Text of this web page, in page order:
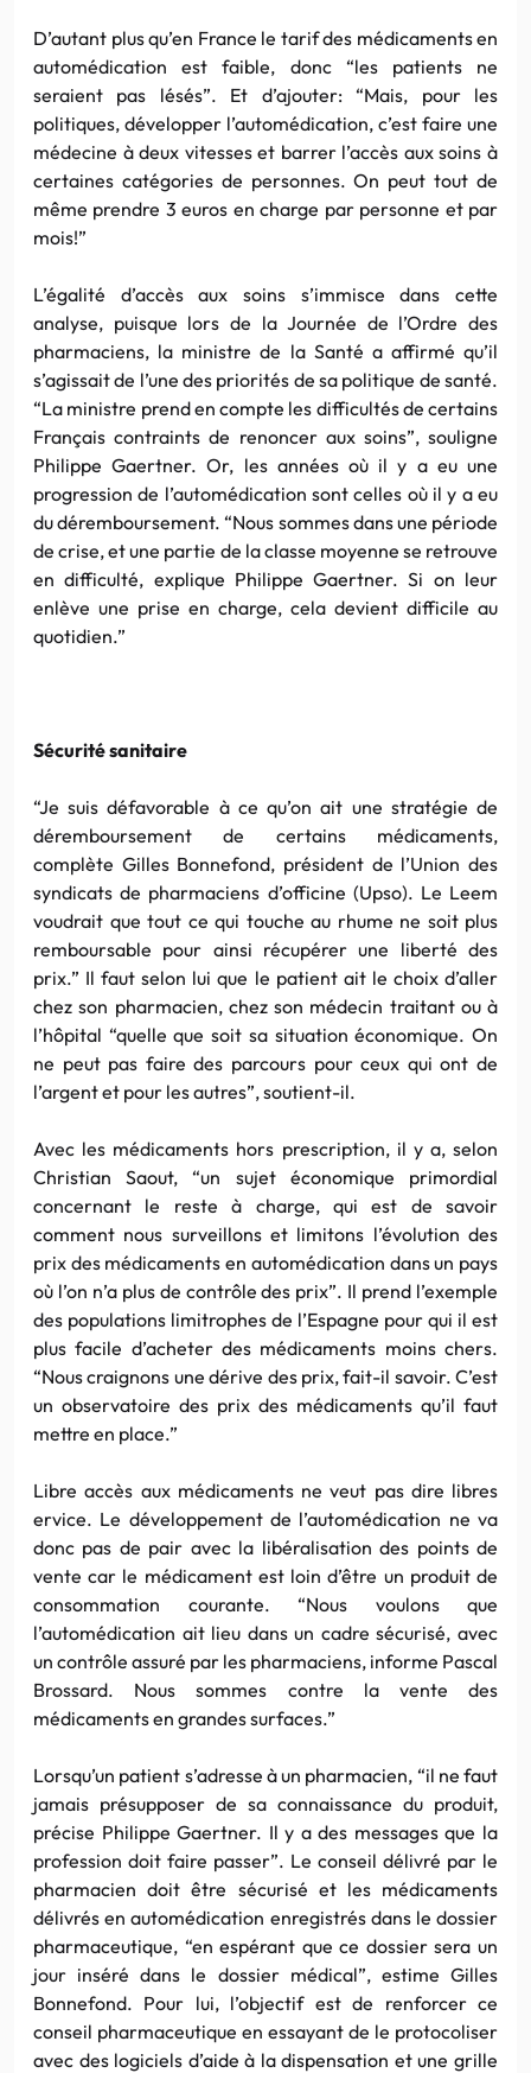
D’autant plus qu’en France le tarif des médicaments en
automédication est faible, donc “les patients ne
seraient pas lésés”. Et d’ajouter: “Mais, pour les
politiques, développer l’automédication, c’est faire une
médecine à deux vitesses et barrer l’accès aux soins à
certaines catégories de personnes. On peut tout de
même prendre 3 euros en charge par personne et par
mois!”
L’égalité d’accès aux soins s’immisce dans cette
analyse, puisque lors de la Journée de l’Ordre des
pharmaciens, la ministre de la Santé a affirmé qu’il
s’agissait de l’une des priorités de sa politique de santé.
“La ministre prend en compte les difficultés de certains
Français contraints de renoncer aux soins”, souligne
Philippe Gaertner. Or, les années où il y a eu une
progression de l’automédication sont celles où il y a eu
du déremboursement. “Nous sommes dans une période
de crise, et une partie de la classe moyenne se retrouve
en difficulté, explique Philippe Gaertner. Si on leur
enlève une prise en charge, cela devient difficile au
quotidien.”
Sécurité sanitaire
“Je suis défavorable à ce qu’on ait une stratégie de
déremboursement de certains médicaments,
complète Gilles Bonnefond, président de l’Union des
syndicats de pharmaciens d’officine (Upso). Le Leem
voudrait que tout ce qui touche au rhume ne soit plus
remboursable pour ainsi récupérer une liberté des
prix.” Il faut selon lui que le patient ait le choix d’aller
chez son pharmacien, chez son médecin traitant ou à
l’hôpital “quelle que soit sa situation économique. On
ne peut pas faire des parcours pour ceux qui ont de
l’argent et pour les autres”, soutient-il.
Avec les médicaments hors prescription, il y a, selon
Christian Saout, “un sujet économique primordial
concernant le reste à charge, qui est de savoir
comment nous surveillons et limitons l’évolution des
prix des médicaments en automédication dans un pays
où l’on n’a plus de contrôle des prix”. Il prend l’exemple
des populations limitrophes de l’Espagne pour qui il est
plus facile d’acheter des médicaments moins chers.
“Nous craignons une dérive des prix, fait-il savoir. C’est
un observatoire des prix des médicaments qu’il faut
mettre en place.”
Libre accès aux médicaments ne veut pas dire libres
ervice. Le développement de l’automédication ne va
donc pas de pair avec la libéralisation des points de
vente car le médicament est loin d’être un produit de
consommation courante. “Nous voulons que
l’automédication ait lieu dans un cadre sécurisé, avec
un contrôle assuré par les pharmaciens, informe Pascal
Brossard. Nous sommes contre la vente des
médicaments en grandes surfaces.”
Lorsqu’un patient s’adresse à un pharmacien, “il ne faut
jamais présupposer de sa connaissance du produit,
précise Philippe Gaertner. Il y a des messages que la
profession doit faire passer”. Le conseil délivré par le
pharmacien doit être sécurisé et les médicaments
délivrés en automédication enregistrés dans le dossier
pharmaceutique, “en espérant que ce dossier sera un
jour inséré dans le dossier médical”, estime Gilles
Bonnefond. Pour lui, l’objectif est de renforcer ce
conseil pharmaceutique en essayant de le protocoliser
avec des logiciels d’aide à la dispensation et une grille